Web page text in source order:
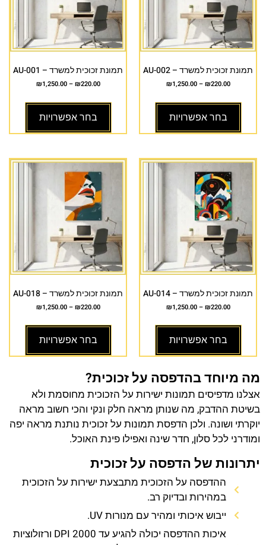
תמונת זכוכית למשרד – AU-002
₪220.00
–
₪1,250.00
בחר אפשרויות
תמונת זכוכית למשרד – AU-001
₪220.00
–
₪1,250.00
בחר אפשרויות
תמונת זכוכית למשרד – AU-014
₪220.00
–
₪1,250.00
בחר אפשרויות
תמונת זכוכית למשרד – AU-018
₪220.00
–
₪1,250.00
בחר אפשרויות
מה מיוחד בהדפסה על זכוכית?
אצלנו מדפיסים תמונות ישירות על הזכוכית מחוסמת ולא
בשיטת ההדבק, מה שנותן מראה חלק ונקי והכי חשוב מראה
יוקרתי ושונה. ולכן הדפסת תמונות על זכוכית נותנת מראה יפה
ומודרני לכל סלון, חדר שינה ואפילו פינת האוכל.
יתרונות של הדפסה על זכוכית
ההדפסה על הזכוכית מתבצעת ישירות על הזכוכית
במהירות ובדיוק רב.
ייבוש איכותי ומהיר עם מנורות UV.
איכות ההדפסה יכולה להגיע עד 2000 DPI ורזולוציות